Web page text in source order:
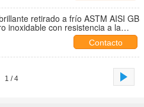
retirado a frío ASTM AISI GB
inoxidable con resistencia a la
Contacto
1 / 4